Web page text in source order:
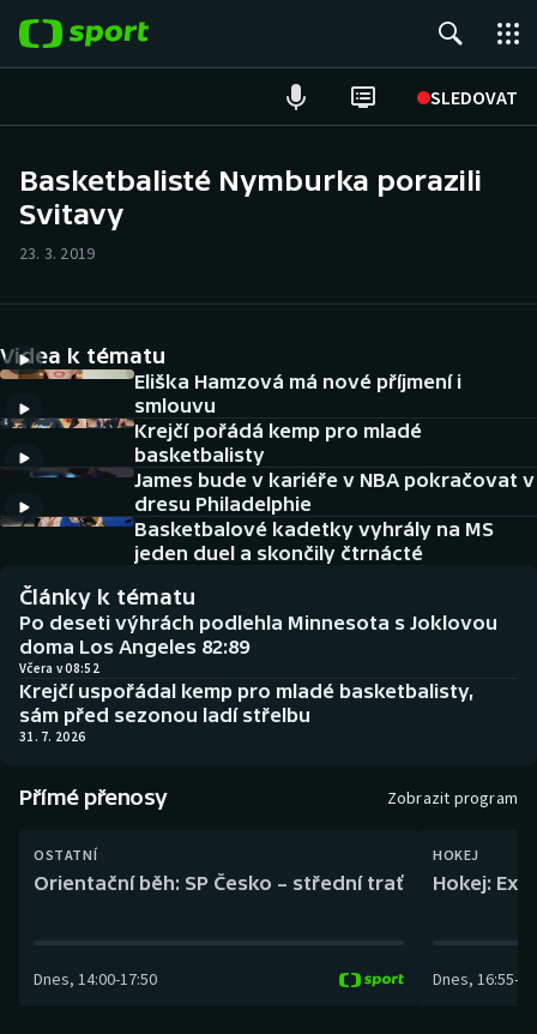
SLEDOVAT
Hokej
Cyklistika
DALŠÍ SPORTY
Americký fotbal
Baseball a softbal
Basketbal
Biatlon
Boby a skeleton
Box
Curling
NEPŘEHLÉDNĚTE
Historické návraty
Aplikace ČT sport
AZ kvíz
Basketbalisté Nymburka porazili
Svitavy
23. 3. 2019
Videa k tématu
Eliška Hamzová má nové příjmení i
smlouvu
Krejčí pořádá kemp pro mladé
basketbalisty
James bude v kariéře v NBA pokračovat v
dresu Philadelphie
Basketbalové kadetky vyhrály na MS
jeden duel a skončily čtrnácté
Články k tématu
Po deseti výhrách podlehla Minnesota s Joklovou
doma Los Angeles 82:89
Včera v 08:52
Krejčí uspořádal kemp pro mladé basketbalisty,
sám před sezonou ladí střelbu
31. 7. 2026
Přímé přenosy Zobrazit program
OSTATNÍ
Orientační běh: SP Česko – střední trať
Dnes, 14:00-17:50
HOKEJ
Hokej:
Dnes, 16:55-